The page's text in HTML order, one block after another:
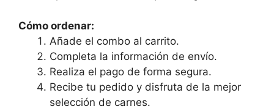
Cómo ordenar:
Añade el combo al carrito.
Completa la información de envío.
Realiza el pago de forma segura.
Recibe tu pedido y disfruta de la mejor
selección de carnes.